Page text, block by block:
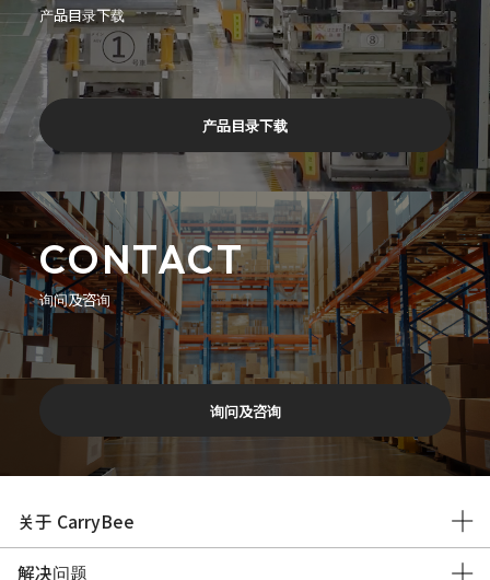
产品目录下载
产品目录下载
CONTACT
询问及咨询
询问及咨询
关于 CarryBee
解决问题